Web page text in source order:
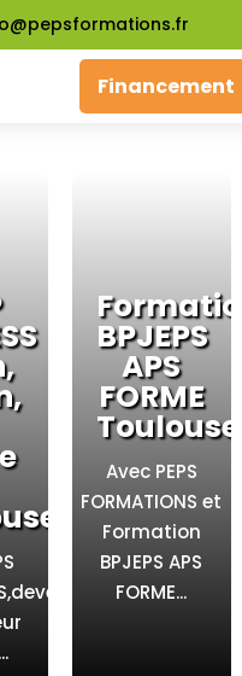
Financement
Formation
BPJEPS
APS
FORME
Toulouse
Avec PEPS
FORMATIONS et
Formation
BPJEPS APS
FORME...